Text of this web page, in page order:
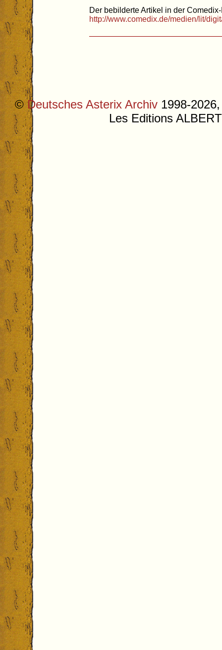
Der bebilderte Artikel in der
http://www.comedix.de/medien/lit/
©Deutsches Asterix Archiv 1998-
Les Editions